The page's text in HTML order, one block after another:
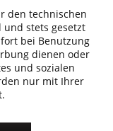
den technischen
stets gesetzt
bei Benutzung
dienen oder
und sozialen
nur mit Ihrer